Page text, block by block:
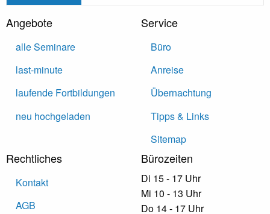
Angebote
alle Seminare
last-minute
laufende Fortbildungen
neu hochgeladen
Service
Büro
Anreise
Übernachtung
Tipps & Links
Sitemap
Rechtliches
Kontakt
AGB
Bürozeiten
Di 15 - 17 Uhr
Mi 10 - 13 Uhr
Do 14 - 17 Uhr